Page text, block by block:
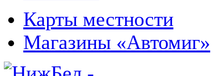
Карты местности
Магазины «Автомиг»